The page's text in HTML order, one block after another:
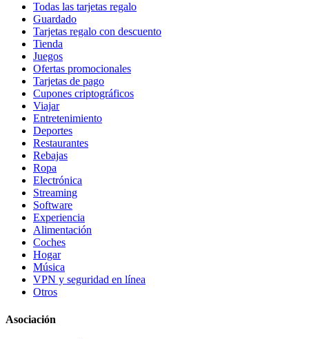
Todas las tarjetas regalo
Guardado
Tarjetas regalo con descuento
Tienda
Juegos
Ofertas promocionales
Tarjetas de pago
Cupones criptográficos
Viajar
Entretenimiento
Deportes
Restaurantes
Rebajas
Ropa
Electrónica
Streaming
Software
Experiencia
Alimentación
Coches
Hogar
Música
VPN y seguridad en línea
Otros
Asociación